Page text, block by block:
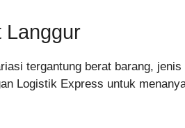
Langgur
tergantung berat barang,
Logistik Express untuk